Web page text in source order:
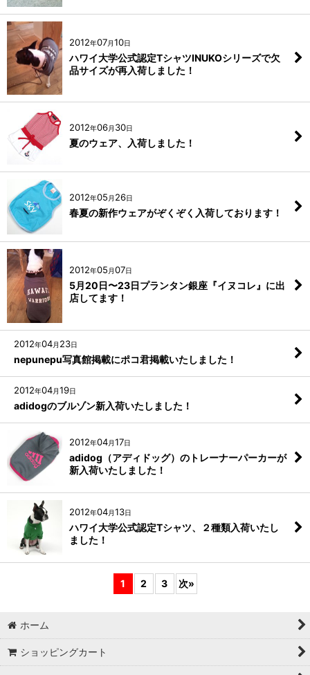
2012年07月10日
ハワイ大学公式認定TシャツINUKOシリーズで欠
品サイズが再入荷しました！
2012年06月 30日
夏のウェア、入荷しました！
2012年05 月 26日
春夏の新作ウェアがぞくぞく入荷しております！
2012年05 月07日
5月20日〜23日プランタン銀座『イヌコレ』に出
店してます！
2012年04月 23日
nepunepu写真館掲載にポコ君掲載いたしました！
2012年04月19日
adidogのブルゾン新入荷いたしました！
2012年04月17日
adidog（アディドッグ）のトレーナーパーカーが
新入荷いたしました！
2012年04月13日
ハワイ大学公式認定Tシャツ、２種類入荷いたし
ました！
1 2 3 次»
ホーム
ショッピングカート